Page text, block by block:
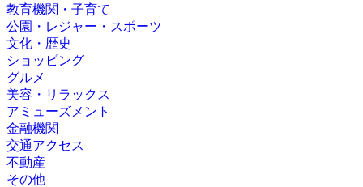
教育機関・子育て
公園・レジャー・スポーツ
文化・歴史
ショッピング
グルメ
美容・リラックス
アミューズメント
金融機関
交通アクセス
不動産
その他